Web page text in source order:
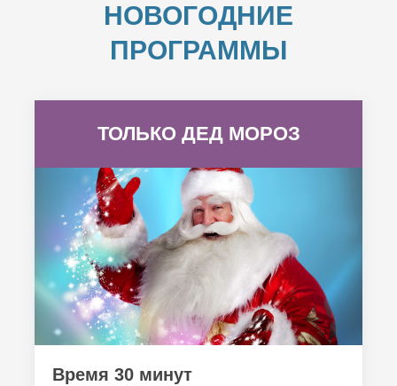
НОВОГОДНИЕ
ПРОГРАММЫ
ТОЛЬКО ДЕД МОРОЗ
Время 30 минут